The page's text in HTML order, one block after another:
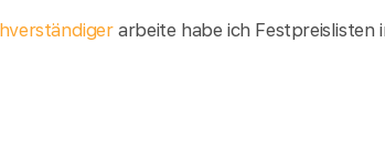
arbeite habe ich Festpreislisten